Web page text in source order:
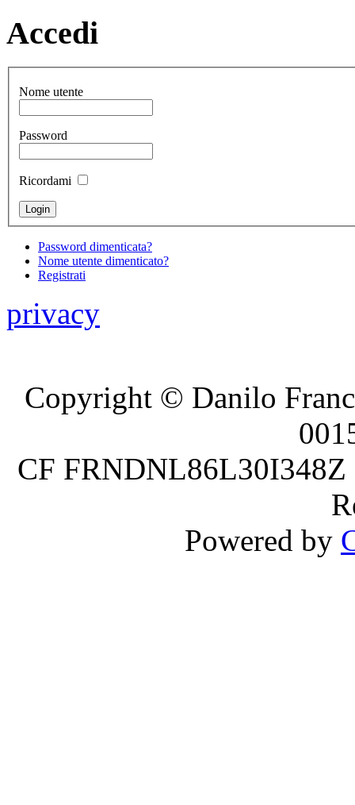
Accedi
Nome utente
Password
Ricordami
Password dimenticata?
Nome utente dimenticato?
Registrati
privacy
Copyright © Danilo
CF
Powered by